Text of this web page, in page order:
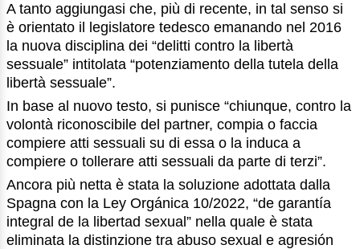
A tanto aggiungasi che, più di recente, in tal senso si
è orientato il legislatore tedesco emanando nel 2016
la nuova disciplina dei “delitti contro la libertà
sessuale” intitolata “potenziamento della tutela della
libertà sessuale”.
In base al nuovo testo, si punisce “chiunque, contro la
volontà riconoscibile del partner, compia o faccia
compiere atti sessuali su di essa o la induca a
compiere o tollerare atti sessuali da parte di terzi”.
Ancora più netta è stata la soluzione adottata dalla
Spagna con la Ley Orgánica 10/2022, “de garantía
integral de la libertad sexual” nella quale è stata
eliminata la distinzione tra abuso sexual e agresión